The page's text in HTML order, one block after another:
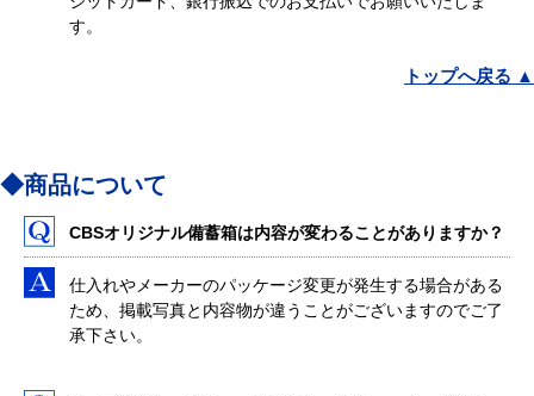
す。
トップへ戻る ▲
◆商品について
CBSオリジナル備蓄箱は内容が変わることがありますか？
仕入れやメーカーのパッケージ変更が発生する場合がある
ため、掲載写真と内容物が違うことがございますのでご了
承下さい。